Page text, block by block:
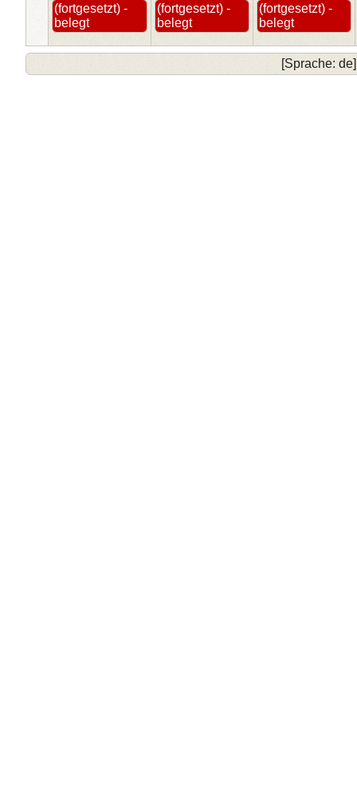
(fortgesetzt) -
belegt
(fortgesetzt) -
belegt
(fortgesetzt) -
belegt
[Sprache: